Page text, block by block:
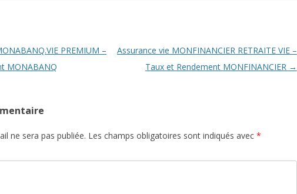
PREMIUM –
MONABANQ
Assurance vie MONFINANCIER RETRAITE VIE –
Taux et Rendement MONFINANCIER →
ne sera pas publiée. Les champs obligatoires sont indiqués avec *